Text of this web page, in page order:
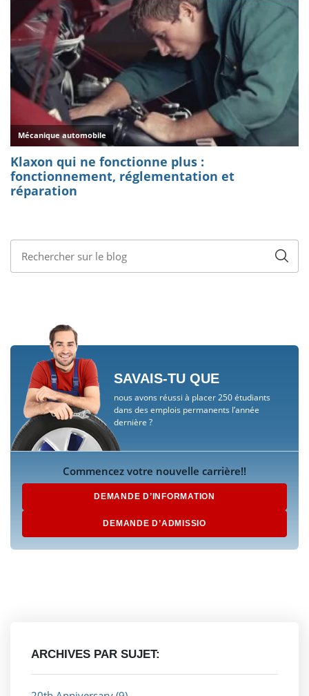
SAVAIS-TU QUE
nous avons réussi à placer 250 étudiants
dans des emplois permanents l’année
dernière ?
Commencez votre nouvelle carrière!!
DEMANDE D’INFORMATION
DEMANDE D’ADMISSIO
ARCHIVES PAR SUJET: